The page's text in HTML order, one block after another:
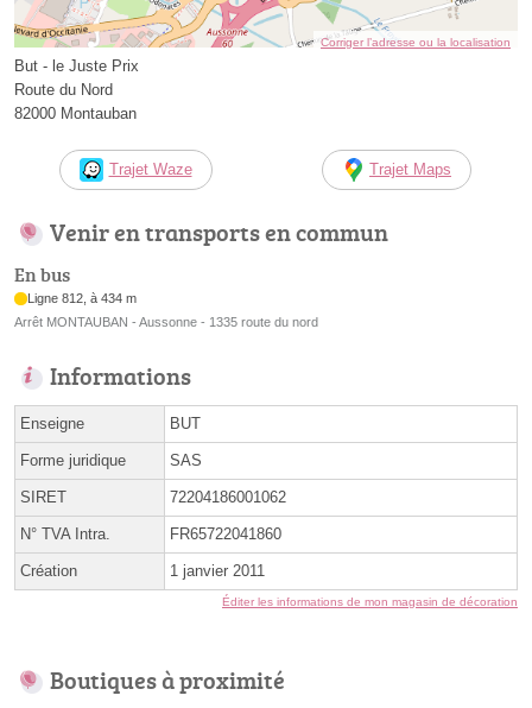
Corriger l’adresse ou la localisation
But - le Juste Prix
Route du Nord
82000 Montauban
Trajet Waze Trajet Maps
Venir en transports en commun
En bus
Ligne 812, à 434 m
Arrêt MONTAUBAN - Aussonne - 1335 route du nord
Informations
Enseigne BUT
Forme juridique SAS
SIRET 72204186001062
N° TVA Intra. FR65722041860
Création 1 janvier 2011
Éditer les informations de mon magasin de décoration
Boutiques à proximité